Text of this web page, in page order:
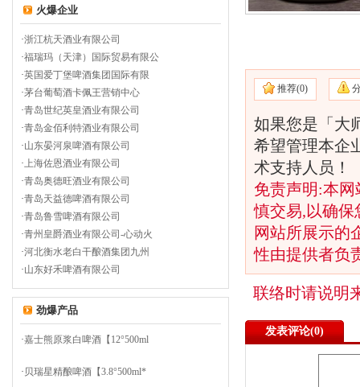
火爆企业
·浙江杭天酒业有限公司
·福瑞玛（天津）国际贸易有限公
·英国爱丁堡啤酒集团国际有限
·茅台葡萄酒卡佩王营销中心
·青岛世纪英皇酒业有限公司
·青岛金佰利特酒业有限公司
·山东晏河泉啤酒有限公司
·上海佐恩酒业有限公司
·青岛奥德旺酒业有限公司
·青岛天益德啤酒有限公司
·青岛鲁雪啤酒有限公司
·青州皇爵酒业有限公司-心动火
·河北衡水老白干酿酒集团九州
·山东好禾啤酒有限公司
劲爆产品
·嘉士熊原浆白啤酒【12°500ml
· 贝瑞星精酿啤酒【3.8°500ml*
推荐(0)
如果您是「大
希望管理本企
术支持人员！
免责声明:本
慎交易,以确
网站所展示的
性由提供者负
联络时请说明
发表评论(0)